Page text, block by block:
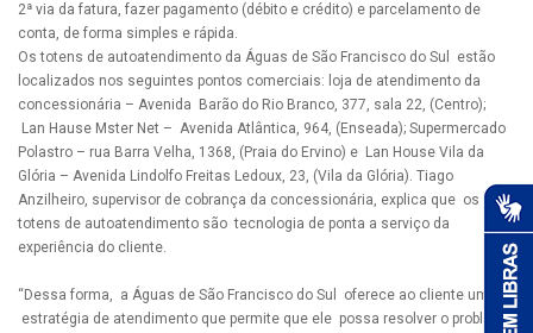
2ª via da fatura, fazer pagamento (débito e crédito) e parcelamento de
conta, de forma simples e rápida.
Os totens de autoatendimento da Águas de São Francisco do Sul estão
localizados nos seguintes pontos comerciais: loja de atendimento da
concessionária – Avenida Barão do Rio Branco, 377, sala 22, (Centro);
Lan Hause Mster Net – Avenida Atlântica, 964, (Enseada); Supermercado
Polastro – rua Barra Velha, 1368, (Praia do Ervino) e Lan House Vila da
Glória – Avenida Lindolfo Freitas Ledoux, 23, (Vila da Glória). Tiago
Anzilheiro, supervisor de cobrança da concessionária, explica que os
totens de autoatendimento são tecnologia de ponta a serviço da
experiência do cliente.
“Dessa forma, a Águas de São Francisco do Sul oferece ao cliente uma
estratégia de atendimento que permite que ele possa resolver o problema